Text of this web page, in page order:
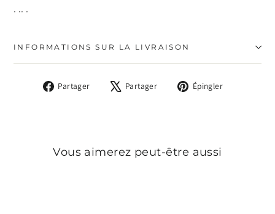
. .. .
INFORMATIONS SUR LA LIVRAISON
Partager
PartagerPartager
TweeterÉpingler
Vous aimerez peut-être aussi